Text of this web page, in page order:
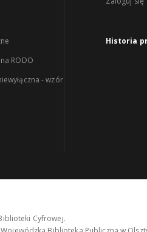
RODO
- wzór
Historia
Cyfrowej.